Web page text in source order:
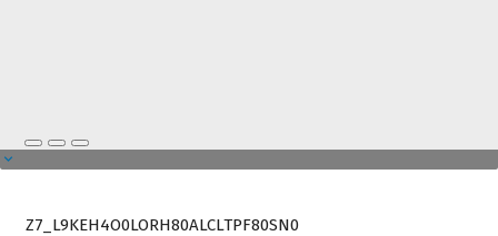
Z7_L9KEH4O0LORH80ALCLTPF80SN0